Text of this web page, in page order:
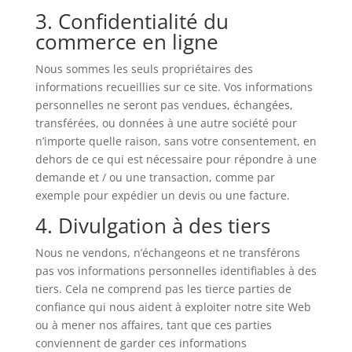
3. Confidentialité du
commerce en ligne
Nous sommes les seuls propriétaires des
informations recueillies sur ce site. Vos informations
personnelles ne seront pas vendues, échangées,
transférées, ou données à une autre société pour
n’importe quelle raison, sans votre consentement, en
dehors de ce qui est nécessaire pour répondre à une
demande et / ou une transaction, comme par
exemple pour expédier un devis ou une facture.
4. Divulgation à des tiers
Nous ne vendons, n’échangeons et ne transférons
pas vos informations personnelles identifiables à des
tiers. Cela ne comprend pas les tierce parties de
confiance qui nous aident à exploiter notre site Web
ou à mener nos affaires, tant que ces parties
conviennent de garder ces informations